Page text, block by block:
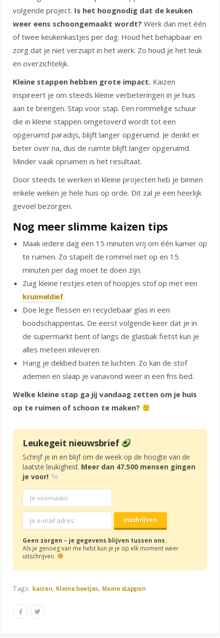
volgende project. Is het hoognodig dat de keuken
weer eens schoongemaakt wordt? Werk dan met één
of twee keukenkastjes per dag. Houd het behapbaar en
zorg dat je niet verzuipt in het werk. Zo houd je het leuk
en overzichtelijk.
Kleine stappen hebben grote impact. Kaizen
inspireert je om steeds kleine verbeteringen in je huis
aan te brengen. Stap voor stap. Een rommelige schuur
die in kleine stappen omgetoverd wordt tot een
opgeruimd paradijs, blijft langer opgeruimd. Je denkt er
beter over na, dus de ruimte blijft langer opgeruimd.
Minder vaak opruimen is het resultaat.
Door steeds te werken in kleine projecten heb je binnen
enkele weken je hele huis op orde. Dit zal je een heerlijk
gevoel bezorgen.
Nog meer slimme kaizen tips
Maak iedere dag een 15 minuten vrij om één kamer op
te ruimen. Zo stapelt de rommel niet op en 15
minuten per dag moet te doen zijn.
Zuig kleine restjes eten of hoopjes stof op met een
kruimeldief.
Doe lege flessen en recyclebaar glas in een
boodschappentas. De eerst volgende keer dat je in
de supermarkt bent of langs de glasbak fietst kun je
alles meteen inleveren.
Hang je dekbed buiten te luchten. Zo kan de stof
ademen en slaap je vanavond weer in een fris bed.
Welke kleine stap ga jij vandaag zetten om je huis
op te ruimen of schoon te maken?
Leukegeit nieuwsbrief
Schrijf je in en blijf om de week op de hoogte van de
laatste leukigheid. Meer dan 47.500 mensen gingen
je voor!
Geen zorgen – je gegevens blijven tussen ons.
Als je genoeg van me hebt kun je je op elk moment weer
uitschrijven.
Tags: kaizen Kleine beetjes kleine stappen